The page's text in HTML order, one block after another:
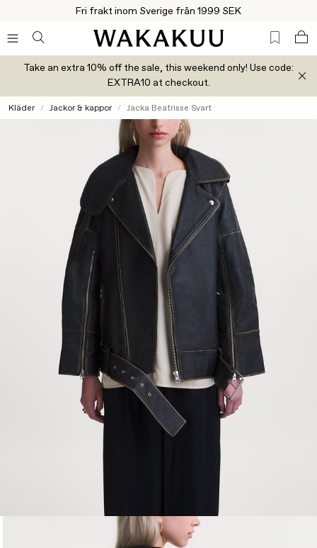
Fri frakt inom Sverige från 1999 SEK
Take an extra 10% off the sale, this weekend only! Use code:
EXTRA10 at checkout.
Kläder Jackor & kappor Jacka Beatrisse Svart